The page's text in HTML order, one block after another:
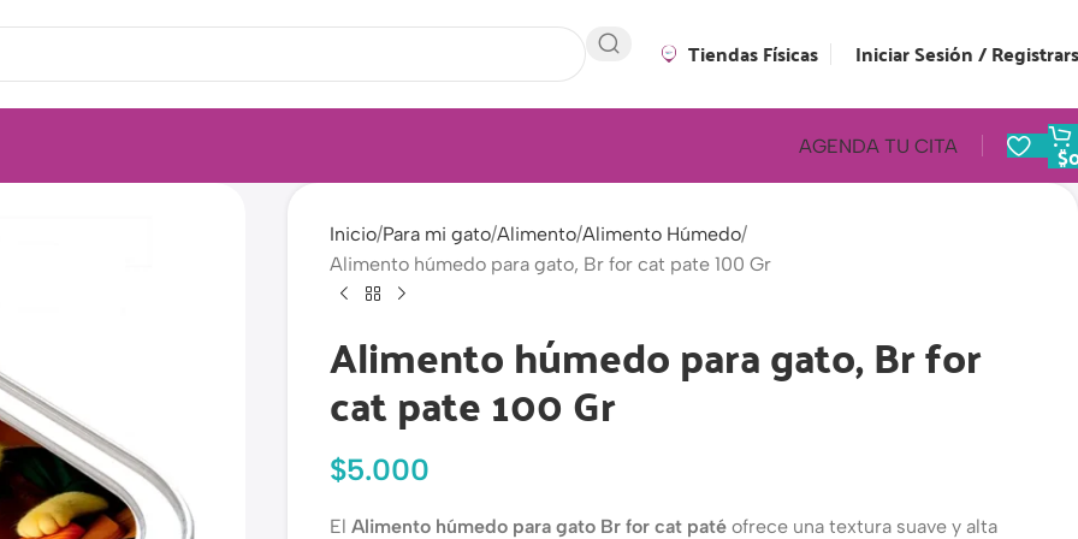
Tiendas Físicas Iniciar Sesión /
AGENDA TU CITA $
Inicio Para mi gato Alimento Alimento Húmedo
Alimento húmedo para gato, Br for cat pate 100 Gr
Alimento húmedo para gato, Br for
cat pate 100 Gr
$5.000
El Alimento húmedo para gato Br for cat paté ofrece una textura suave y alta